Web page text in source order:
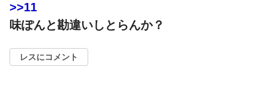
>>11
味ぽんと勘違いしとらんか？
レスにコメント